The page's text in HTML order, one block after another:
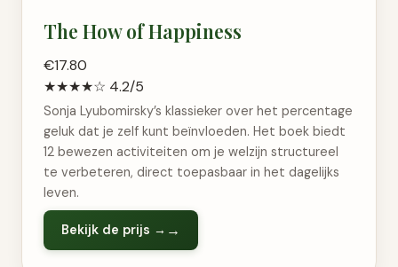
The How of Happiness
€17.80
★★★★☆ 4.2/5
Sonja Lyubomirsky’s klassieker over het percentage
geluk dat je zelf kunt beïnvloeden. Het boek biedt
12 bewezen activiteiten om je welzijn structureel
te verbeteren, direct toepasbaar in het dagelijks
leven.
Bekijk de prijs →